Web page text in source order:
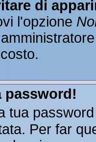
di
l'opzione
password!
tua
Per far